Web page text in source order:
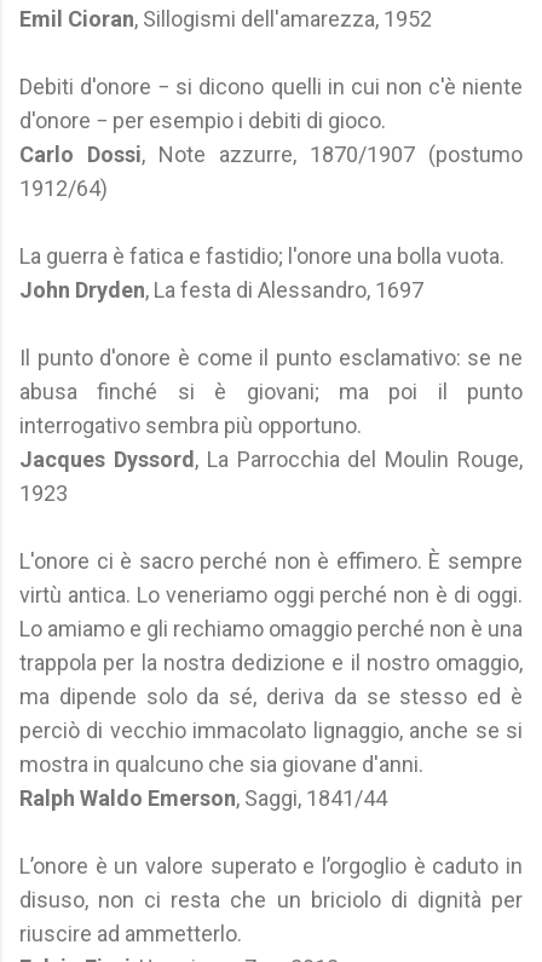
Emil Cioran, Sillogismi dell'amarezza, 1952
Debiti d'onore − si dicono quelli in cui non c'è niente
d'onore − per esempio i debiti di gioco.
Carlo Dossi, Note azzurre, 1870/1907 (postumo
1912/64)
La guerra è fatica e fastidio; l'onore una bolla vuota.
John Dryden, La festa di Alessandro, 1697
Il punto d'onore è come il punto esclamativo: se ne
abusa finché si è giovani; ma poi il punto
interrogativo sembra più opportuno.
Jacques Dyssord , La Parrocchia del Moulin Rouge,
1923
L'onore ci è sacro perché non è effimero. È sempre
virtù antica. Lo veneriamo oggi perché non è di oggi.
Lo amiamo e gli rechiamo omaggio perché non è una
trappola per la nostra dedizione e il nostro omaggio,
ma dipende solo da sé, deriva da se stesso ed è
perciò di vecchio immacolato lignaggio, anche se si
mostra in qualcuno che sia giovane d'anni.
Ralph Waldo Emerson, Saggi, 1841/44
L’onore è un valore superato e l’orgoglio è caduto in
disuso, non ci resta che un briciolo di dignità per
riuscire ad ammetterlo.